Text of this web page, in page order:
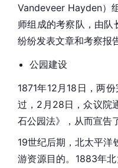
Vandeveer Hayden）
师组成的考察队，由
纷纷发表文章和考察报
公园建设
1871年12月18日，两
过，2月28日，众议院
石公园法》，从而宣告
19世纪后期，北太平洋
游资源目的。1883年